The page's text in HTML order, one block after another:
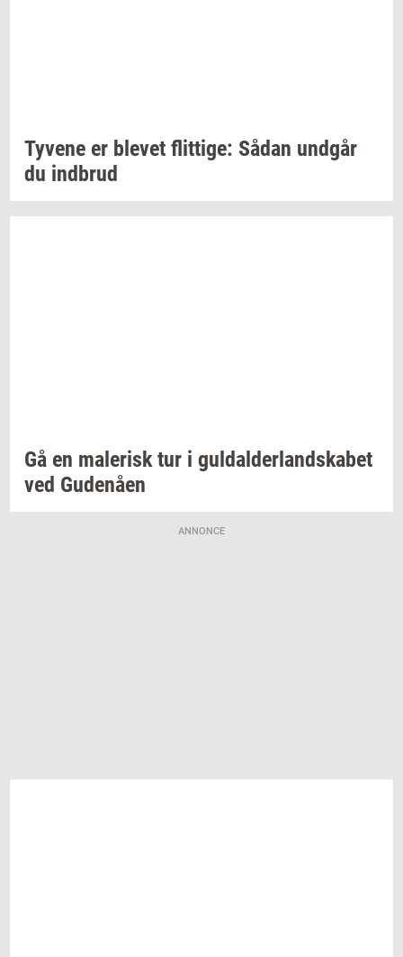
Ty­ve­ne er ble­vet flit­ti­ge: Sådan und­går
du ind­brud
Gå en ma­le­risk tur i gul­dal­der­land­ska­bet
ved Gu­denå­en
ANNONCE